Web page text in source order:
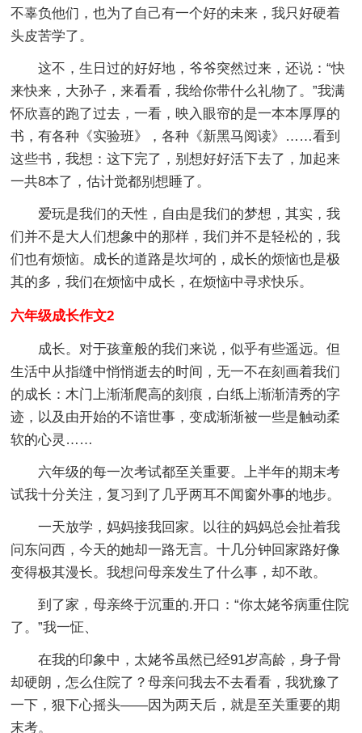
不辜负他们，也为了自己有一个好的未来，我只好硬着
头皮苦学了。
这不，生日过的好好地，爷爷突然过来，还说：“快
来快来，大孙子，来看看，我给你带什么礼物了。”我满
怀欣喜的跑了过去，一看，映入眼帘的是一本本厚厚的
书，有各种《实验班》，各种《新黑马阅读》……看到
这些书，我想：这下完了，别想好好活下去了，加起来
一共8本了，估计觉都别想睡了。
爱玩是我们的天性，自由是我们的梦想，其实，我
们并不是大人们想象中的那样，我们并不是轻松的，我
们也有烦恼。成长的道路是坎坷的，成长的烦恼也是极
其的多，我们在烦恼中成长，在烦恼中寻求快乐。
六年级成长作文2
成长。对于孩童般的我们来说，似乎有些遥远。但
生活中从指缝中悄悄逝去的时间，无一不在刻画着我们
的成长：木门上渐渐爬高的刻痕，白纸上渐渐清秀的字
迹，以及由开始的不谙世事，变成渐渐被一些是触动柔
软的心灵……
六年级的每一次考试都至关重要。上半年的期末考
试我十分关注，复习到了几乎两耳不闻窗外事的地步。
一天放学，妈妈接我回家。以往的妈妈总会扯着我
问东问西，今天的她却一路无言。十几分钟回家路好像
变得极其漫长。我想问母亲发生了什么事，却不敢。
到了家，母亲终于沉重的.开口：“你太姥爷病重住院
了。”我一怔、
在我的印象中，太姥爷虽然已经91岁高龄，身子骨
却硬朗，怎么住院了？母亲问我去不去看看，我犹豫了
一下，狠下心摇头——因为两天后，就是至关重要的期
末考。